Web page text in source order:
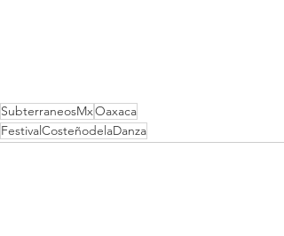
SubterraneosMxOaxaca
FestivalCosteñodelaDanza